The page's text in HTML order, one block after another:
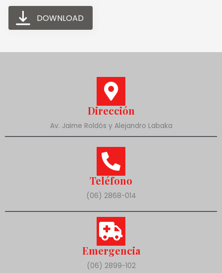
DOWNLOAD
Dirección
Av. Jaime Roldós y Alejandro Labaka
Teléfono
(06) 2868-014
Emergencia
(06) 2899-102